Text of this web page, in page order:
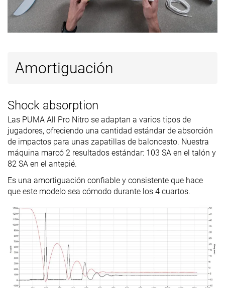
Amortiguación
Shock absorption
Las PUMA All Pro Nitro se adaptan a varios tipos de
jugadores, ofreciendo una cantidad estándar de absorción
de impactos para unas zapatillas de baloncesto. Nuestra
máquina marcó 2 resultados estándar: 103 SA en el talón y
82 SA en el antepié.
Es una amortiguación confiable y consistente que hace
que este modelo sea cómodo durante los 4 cuartos.